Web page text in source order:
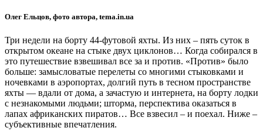
Олег Ельцов, фото автора, tema.in.ua
Три недели на борту 44-футовой яхты. Из них – пять суток в
открытом океане на стыке двух циклонов… Когда собирался в
это путешествие взвешивал все за и против. «Против» было
больше: замысловатые перелеты со многими стыковками и
ночевками в аэропортах, долгий путь в тесном пространстве
яхты — вдали от дома, а зачастую и интернета, на борту лодки
с незнакомыми людьми; шторма, перспектива оказаться в
лапах африканских пиратов… Все взвесил – и поехал. Ниже –
субъективные впечатления.